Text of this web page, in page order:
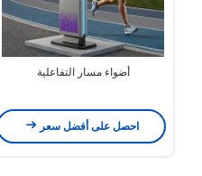
أضواء مسار التفاعلية
احصل على أفضل سعر